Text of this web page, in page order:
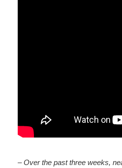
– Over the past three weeks,